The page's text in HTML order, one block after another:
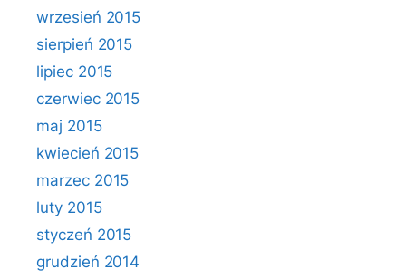
wrzesień 2015
sierpień 2015
lipiec 2015
czerwiec 2015
maj 2015
kwiecień 2015
marzec 2015
luty 2015
styczeń 2015
grudzień 2014